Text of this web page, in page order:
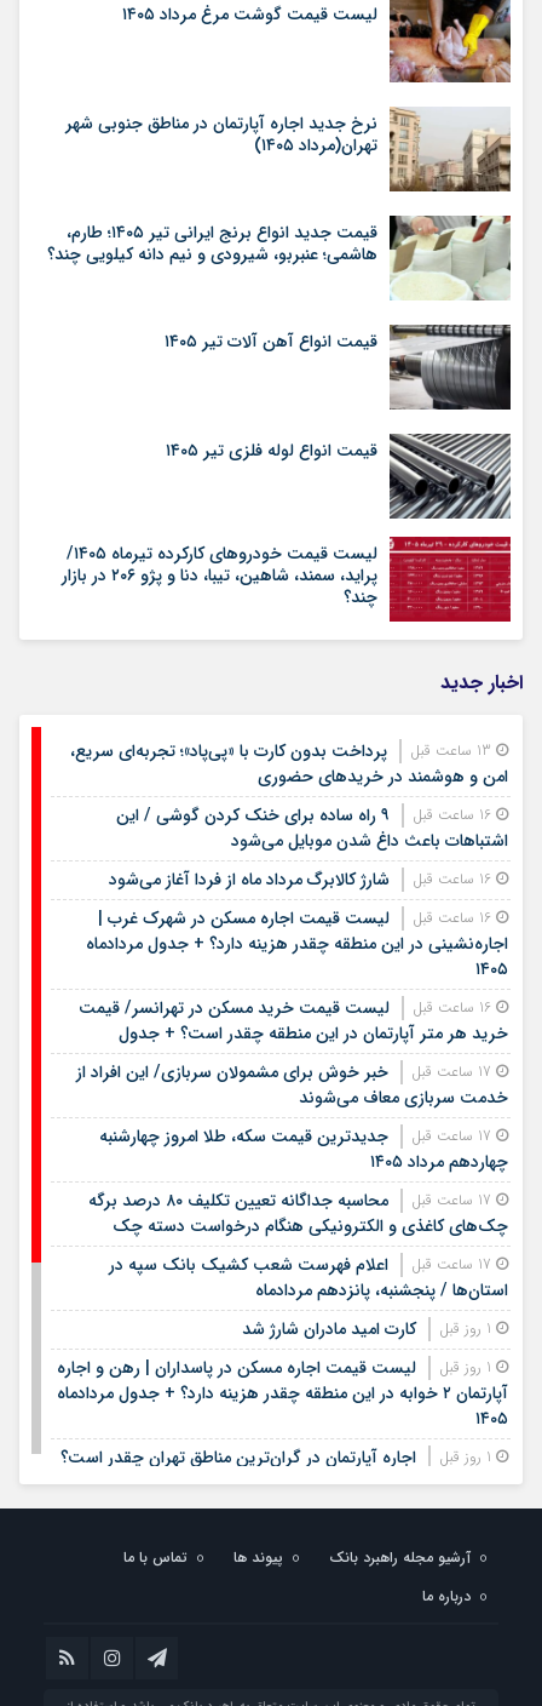
لیست قیمت گوشت مرغ مرداد ۱۴۰۵
نرخ جدید اجاره آپارتمان در مناطق جنوبی شهر
تهران(مرداد ۱۴۰۵)
قیمت جدید انواع برنج ایرانی تیر ۱۴۰۵؛ طارم،
هاشمی؛ عنبربو، شیرودی و نیم دانه کیلویی چند؟
قیمت انواع آهن آلات تیر ۱۴۰۵
قیمت انواع لوله فلزی تیر ۱۴۰۵
لیست قیمت خودروهای کارکرده تیرماه ۱۴۰۵/
پراید، سمند، شاهین، تیبا، دنا و پژو ۲۰۶ در بازار
چند؟
اخبار جدید
پرداخت بدون کارت با «پی‌پاد»؛ تجربه‌ای سریع،
امن و هوشمند در خریدهای حضوری
۹ راه ساده برای خنک کردن گوشی / این
اشتباهات باعث داغ شدن موبایل می‌شود
شارژ کالابرگ مرداد ماه از فردا آغاز می‌شود
لیست قیمت اجاره مسکن در شهرک غرب |
اجاره‌نشینی در این منطقه چقدر هزینه دارد؟ + جدول مردادماه
۱۴۰۵
لیست قیمت خرید مسکن در تهرانسر/ قیمت
خرید هر متر آپارتمان در این منطقه چقدر است؟ + جدول
خبر خوش برای مشمولان سربازی/ این افراد از
خدمت سربازی معاف می‌شوند
جدیدترین قیمت سکه، طلا امروز چهارشنبه
چهاردهم مرداد ۱۴۰۵
محاسبه جداگانه تعیین تکلیف ۸۰ درصد برگه
چک‌های کاغذی و الکترونیکی هنگام درخواست دسته چک
اعلام فهرست شعب کشیک بانک سپه در
استان‌ها / پنجشنبه، پانزدهم مردادماه
کارت امید مادران شارژ شد
لیست قیمت اجاره مسکن در پاسداران | رهن و اجاره
آپارتمان ۲ خوابه در این منطقه چقدر هزینه دارد؟ + جدول مردادماه
۱۴۰۵
اجاره آپارتمان در گران‌ترین مناطق تهران چقدر است؟
+ جدول
آپارتمان ۱۰۰ متری در این منطقه چقدر سرمایه نیاز دارد؟ + جدول
مردادماه ۱۴۰۵
خبر مهم برای دانش‌آموزان / نتایج آزمون سمپاد و
آرشیو مجله راهبرد بانک پیوند ها
تماس با ما
درباره ما